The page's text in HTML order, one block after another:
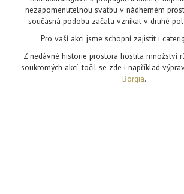
nezapomenutelnou svatbu v nádherném
současná podoba začala vznikat v druhé
Pro vaší akci jsme schopní zajistit i
Z nedávné historie prostora hostila množství
soukromých akcí, točil se zde i například
Borgia.